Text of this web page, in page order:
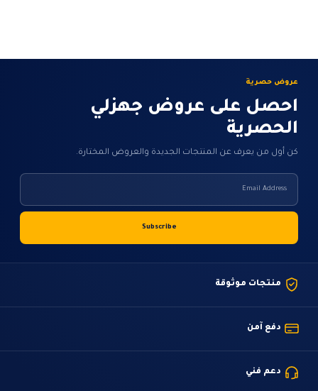
عروض حصرية
احصل على عروض جهزلي
الحصرية
كن أول من يعرف عن المنتجات الجديدة والعروض المختارة.
منتجات موثوقة
دفع آمن
دعم فني